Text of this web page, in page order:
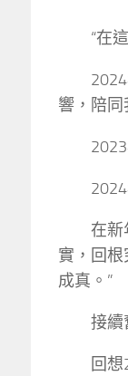
“在
響，陪同
在
實，回
成真。”
接
回